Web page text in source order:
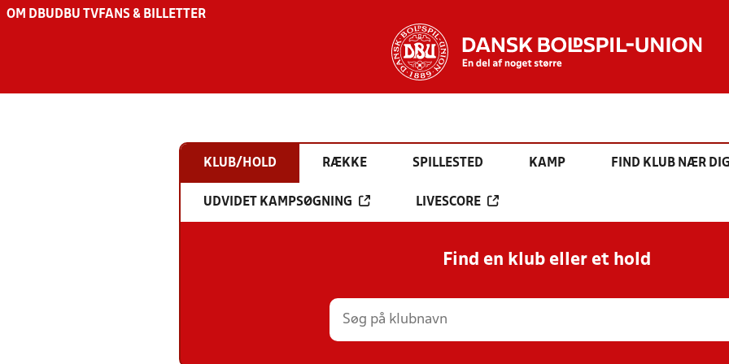
OM DBU DBU TV FANS & BILLETTER
KLUB/HOLD RÆKKE SPILLESTED KAMP FIND KLUB NÆR
UDVIDET KAMPSØGNING LIVESCORE
Find en klub eller et hold